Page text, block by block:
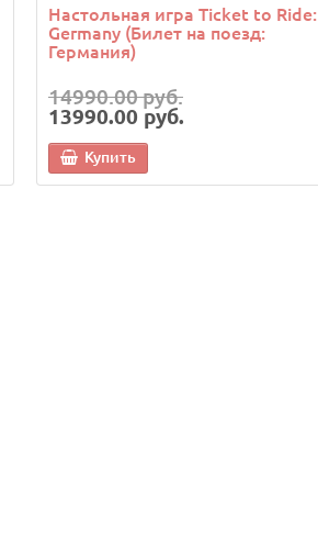
Настольная игра Ticket to Ride:
Germany (Билет на поезд:
Германия)
14990.00 руб.
13990.00 руб.
Купить